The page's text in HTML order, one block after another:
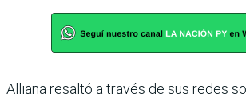
Alliana resaltó a través de sus redes